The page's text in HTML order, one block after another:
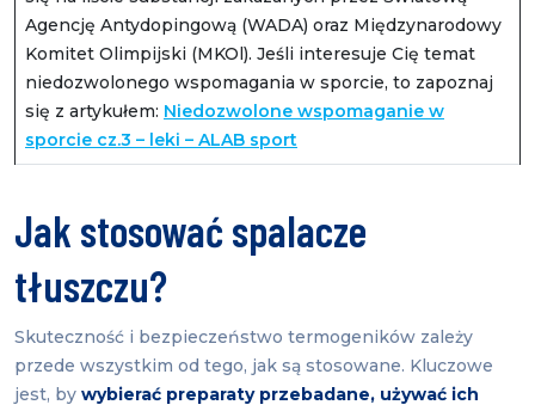
Agencję Antydopingową (WADA) oraz Międzynarodowy
Komitet Olimpijski (MKOl). Jeśli interesuje Cię temat
niedozwolonego wspomagania w sporcie, to zapoznaj
się z artykułem: Niedozwolone wspomaganie w
sporcie cz.3 – leki – ALAB sport
Jak stosować spalacze
tłuszczu?
Skuteczność i bezpieczeństwo termogeników zależy
przede wszystkim od tego, jak są stosowane. Kluczowe
jest, by wybierać preparaty przebadane, używać ich